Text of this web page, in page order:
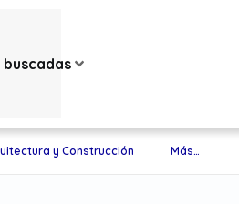
y Construcción Más…